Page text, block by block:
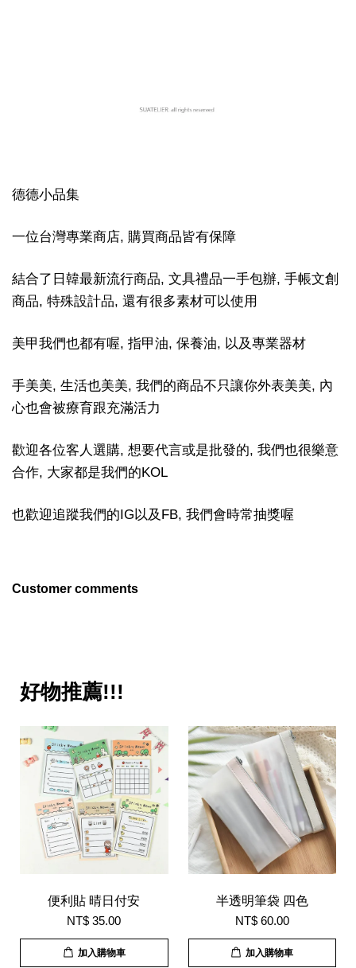
德德小品集
一位台灣專業商店, 購買商品皆有保障
結合了日韓最新流行商品, 文具禮品一手包辦, 手帳文創
商品, 特殊設計品, 還有很多素材可以使用
美甲我們也都有喔, 指甲油, 保養油, 以及專業器材
手美美, 生活也美美, 我們的商品不只讓你外表美美, 內
心也會被療育跟充滿活力
歡迎各位客人選購, 想要代言或是批發的, 我們也很樂意
合作, 大家都是我們的KOL
也歡迎追蹤我們的IG以及FB, 我們會時常抽獎喔
Customer comments
好物推薦!!!
便利貼 晴日付安
NT$ 35.00
加入購物車
半透明筆袋 四色
NT$ 60.00
加入購物車